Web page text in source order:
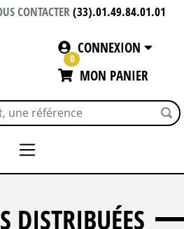
CONTACTER(33).01.49.84.01.01
CONNEXION
0
MON PANIER
DISTRIBUÉES